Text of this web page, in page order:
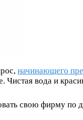
начинающего
вода и
свою фирму по